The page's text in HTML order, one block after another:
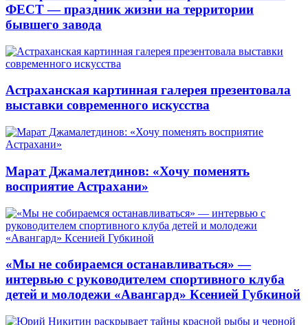
ФЕСТ — праздник жизни на территории
бывшего завода
Астраханская картинная галерея презентовала
выставки современного искусства
Марат Джамалетдинов: «Хочу поменять
восприятие Астрахани»
«Мы не собираемся останавливаться» —
интервью с руководителем спортивного клуба
детей и молодежи «Авангард» Ксенией Губкиной